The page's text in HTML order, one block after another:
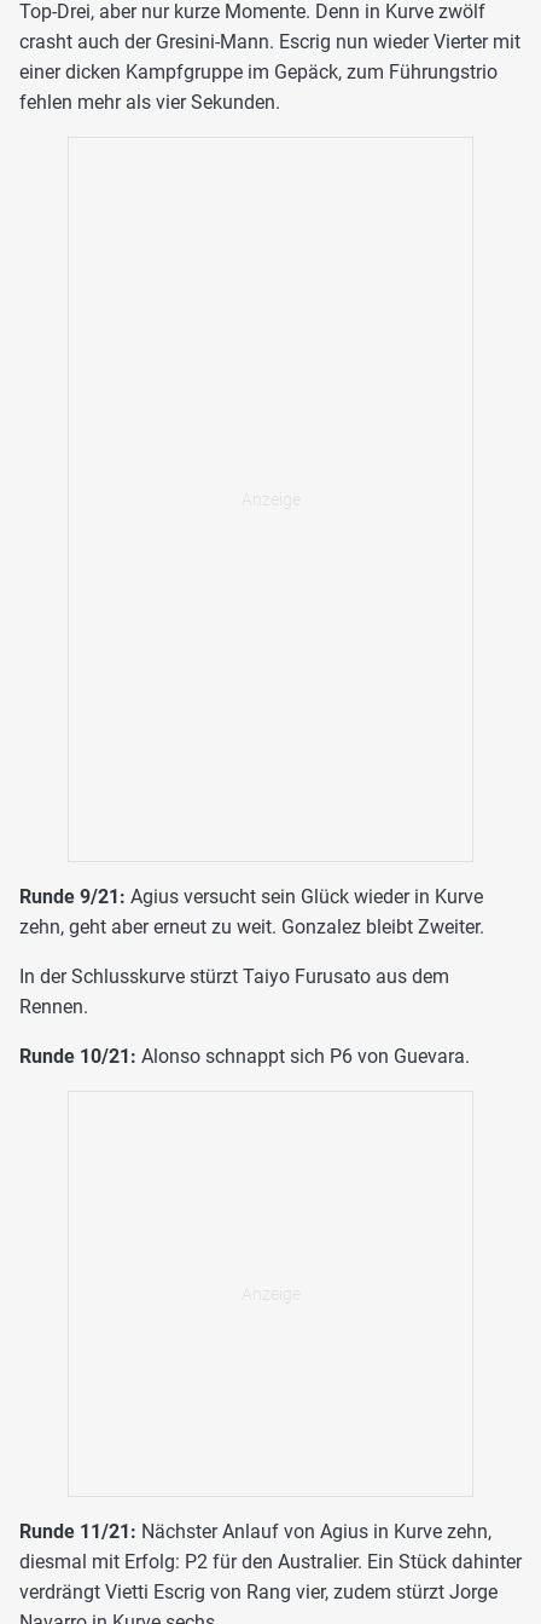
Top-Drei, aber nur kurze Momente. Denn in Kurve zwölf
crasht auch der Gresini-Mann. Escrig nun wieder Vierter mit
einer dicken Kampfgruppe im Gepäck, zum Führungstrio
fehlen mehr als vier Sekunden.
Runde 9/21: Agius versucht sein Glück wieder in Kurve
zehn, geht aber erneut zu weit. Gonzalez bleibt Zweiter.
In der Schlusskurve stürzt Taiyo Furusato aus dem
Rennen.
Runde 10/21: Alonso schnappt sich P6 von Guevara.
Runde 11/21: Nächster Anlauf von Agius in Kurve zehn,
diesmal mit Erfolg: P2 für den Australier. Ein Stück dahinter
verdrängt Vietti Escrig von Rang vier, zudem stürzt Jorge